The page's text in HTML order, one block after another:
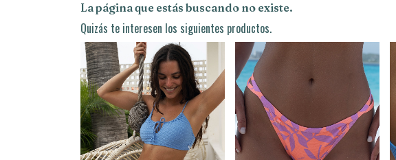
La página que estás buscando no existe.
Quizás te interesen los siguientes productos.